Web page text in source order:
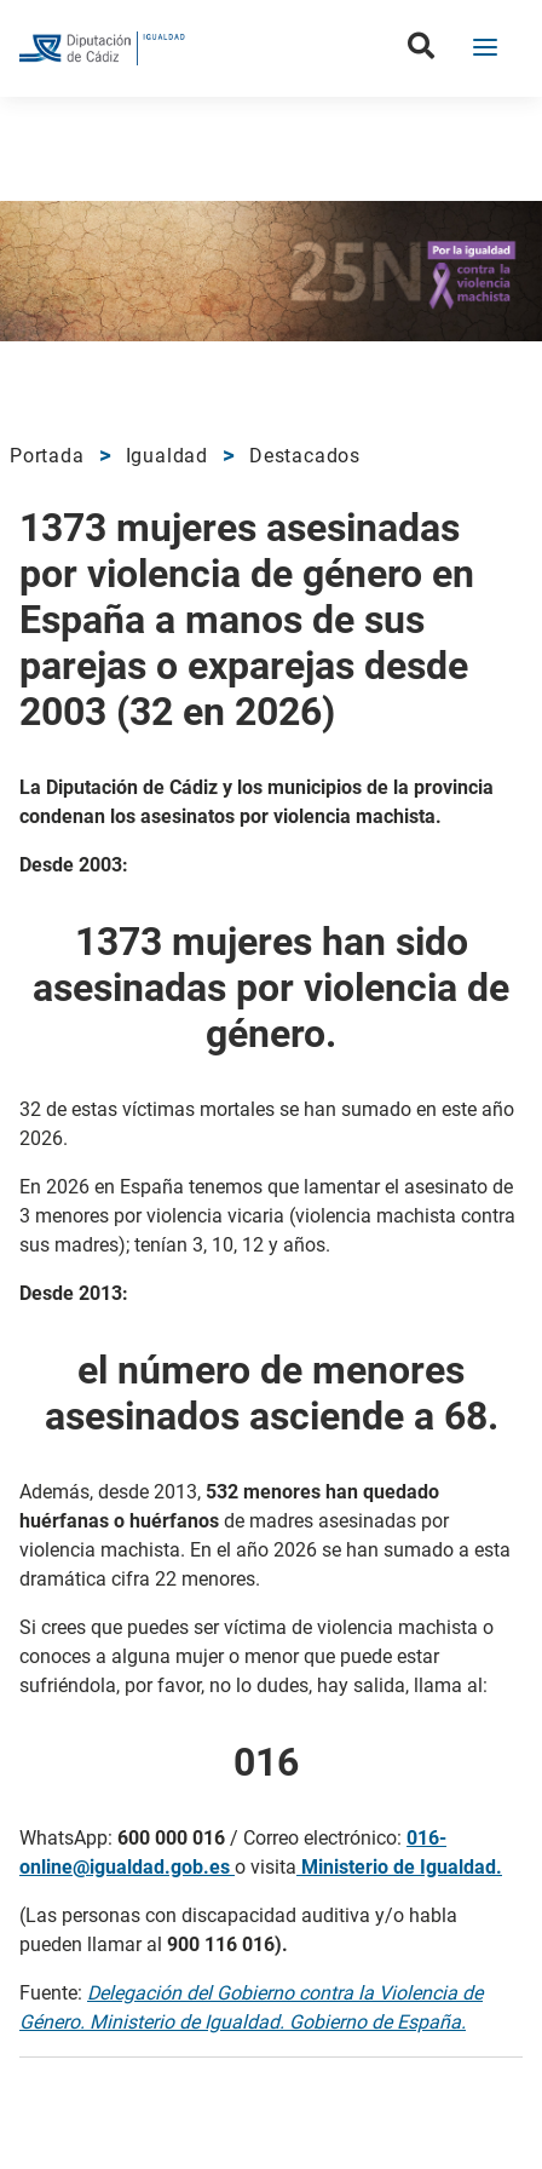
Portada Igualdad Destacados
1373 mujeres asesinadas
por violencia de género en
España a manos de sus
parejas o exparejas desde
2003 (32 en 2026)
La Diputación de Cádiz y los municipios de la provincia
condenan los asesinatos por violencia machista.
Desde 2003:
1373 mujeres han sido
asesinadas por violencia de
género.
32 de estas víctimas mortales se han sumado en este año
2026.
En 2026 en España tenemos que lamentar el asesinato de
3 menores por violencia vicaria (violencia machista contra
sus madres); tenían 3, 10, 12 y años.
Desde 2013:
el número de menores
asesinados asciende a 68.
Además, desde 2013, 532 menores han quedado
huérfanas o huérfanos de madres asesinadas por
violencia machista. En el año 2026 se han sumado a esta
dramática cifra 22 menores.
Si crees que puedes ser víctima de violencia machista o
conoces a alguna mujer o menor que puede estar
sufriéndola, por favor, no lo dudes, hay salida, llama al:
016
WhatsApp: 600 000 016 / Correo electrónico: 016-
online@igualdad.gob.es o visita Ministerio de Igualdad.
(Las personas con discapacidad auditiva y/o habla
pueden llamar al 900 116 016).
Fuente: Delegación del Gobierno contra la Violencia de
Género. Ministerio de Igualdad. Gobierno de España.